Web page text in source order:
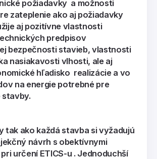
požiadavky a možnosti
zateplenie ako aj požiadavky
aj pozitívne vlastnosti
predpisov
bezpečnosti stavieb, vlastnosti
nasiakavosti vlhosti, ale aj
hľadisko realizácie a vo
na energie potrebné pre
tak ako každá stavba si vyžadujú
návrh s obektívnymi
určení ETICS-u . Jednoduchší